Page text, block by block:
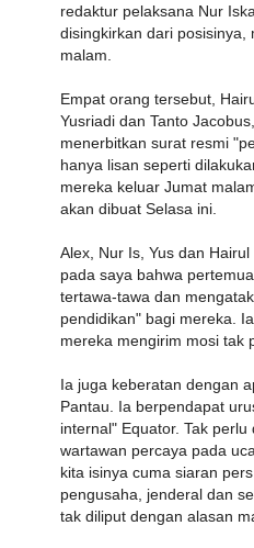
redaktur pelaksana Nur
disingkirkan dari posisinya,
malam.
Empat orang tersebut,
Yusriadi dan Tanto
menerbitkan surat resmi
hanya lisan seperti
mereka keluar Jumat
akan dibuat Selasa ini.
Alex, Nur Is, Yus dan
pada saya bahwa
tertawa-tawa dan
pendidikan" bagi mereka.
mereka mengirim mosi tak
Ia juga keberatan dengan
Pantau. Ia berpendapat
internal" Equator. Tak
wartawan percaya pada
kita isinya cuma siaran
pengusaha, jenderal dan
tak diliput dengan alasan